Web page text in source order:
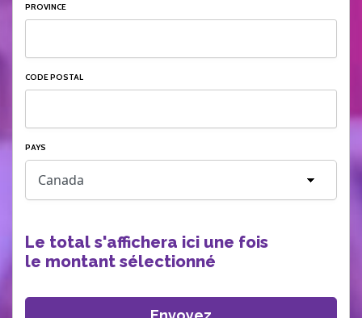
PROVINCE
CODE POSTAL
PAYS
Le total s'affichera ici une fois
le montant sélectionné